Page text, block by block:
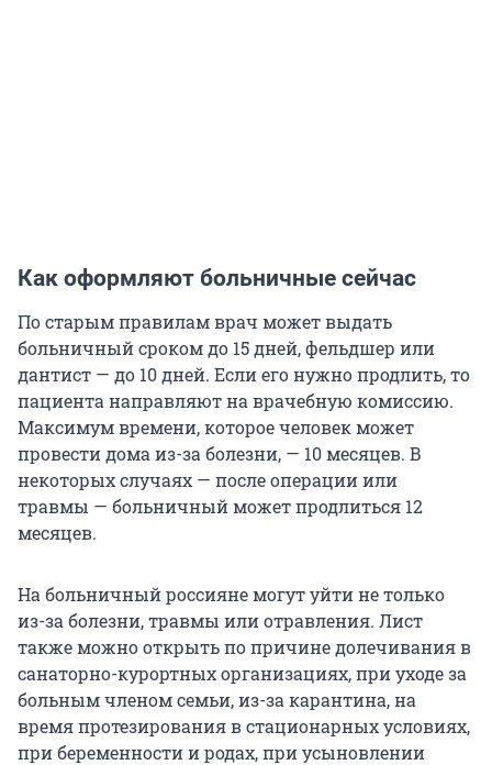
Как оформляют больничные сейчас
По старым правилам врач может выдать
больничный сроком до 15 дней, фельдшер или
дантист — до 10 дней. Если его нужно продлить, то
пациента направляют на врачебную комиссию.
Максимум времени, которое человек может
провести дома из-за болезни, — 10 месяцев. В
некоторых случаях — после операции или
травмы — больничный может продлиться 12
месяцев.
На больничный россияне могут уйти не только
из-за болезни, травмы или отравления. Лист
также можно открыть по причине долечивания в
санаторно-курортных организациях, при уходе за
больным членом семьи, из-за карантина, на
время протезирования в стационарных условиях,
при беременности и родах, при усыновлении